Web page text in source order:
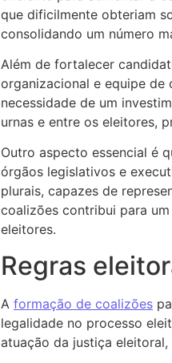
que dificilmente obteriam
consolidando um número
Além de fortalecer
organizacional e equipe de
necessidade de um
urnas e entre os eleitores,
Outro aspecto essencial é
órgãos legislativos e
plurais, capazes de
coalizões contribui para
eleitores.
Regras
A formação de coalizões
legalidade no processo
atuação da justiça